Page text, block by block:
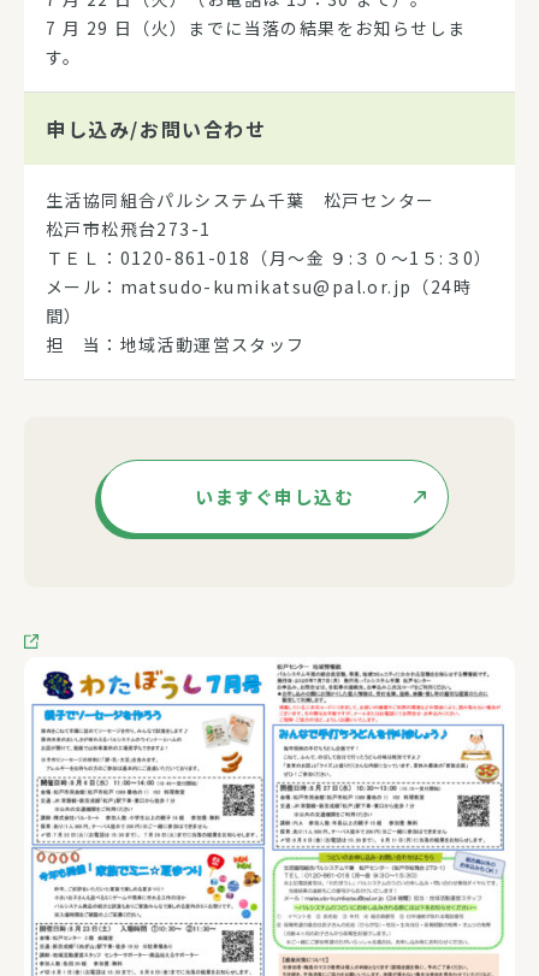
7 月 29 日（火）までに当落の結果をお知らせしま
す。
申し込み/お問い合わせ
生活協同組合パルシステム千葉 松戸センター
松戸市松飛台273-1
ＴＥＬ：0120-861-018（月～金 ９:３０～1５:３0）
メール：matsudo-kumikatsu@pal.or.jp（24時
間）
担 当：地域活動運営スタッフ
いますぐ申し込む